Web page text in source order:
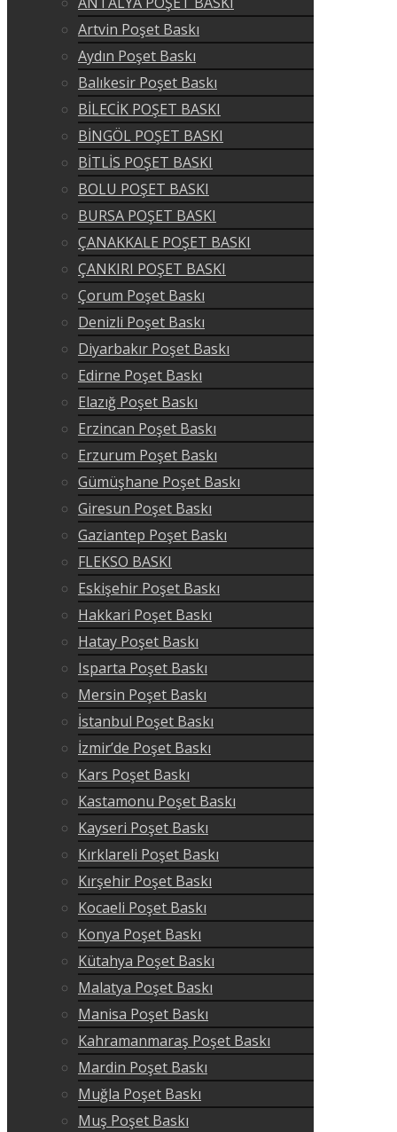
Artvin Poşet Baskı
Aydın Poşet Baskı
Balıkesir Poşet Baskı
BİLECİK POŞET BASKI
BİNGÖL POŞET BASKI
BİTLİS POŞET BASKI
BOLU POŞET BASKI
BURSA POŞET BASKI
ÇANAKKALE POŞET BASKI
ÇANKIRI POŞET BASKI
Çorum Poşet Baskı
Denizli Poşet Baskı
Diyarbakır Poşet Baskı
Edirne Poşet Baskı
Elazığ Poşet Baskı
Erzincan Poşet Baskı
Erzurum Poşet Baskı
Gümüşhane Poşet Baskı
Giresun Poşet Baskı
Gaziantep Poşet Baskı
FLEKSO BASKI
Eskişehir Poşet Baskı
Hakkari Poşet Baskı
Hatay Poşet Baskı
Isparta Poşet Baskı
Mersin Poşet Baskı
İstanbul Poşet Baskı
İzmir’de Poşet Baskı
Kars Poşet Baskı
Kastamonu Poşet Baskı
Kayseri Poşet Baskı
Kırklareli Poşet Baskı
Kırşehir Poşet Baskı
Kocaeli Poşet Baskı
Konya Poşet Baskı
Kütahya Poşet Baskı
Malatya Poşet Baskı
Manisa Poşet Baskı
Kahramanmaraş Poşet Baskı
Mardin Poşet Baskı
Muğla Poşet Baskı
Muş Poşet Baskı